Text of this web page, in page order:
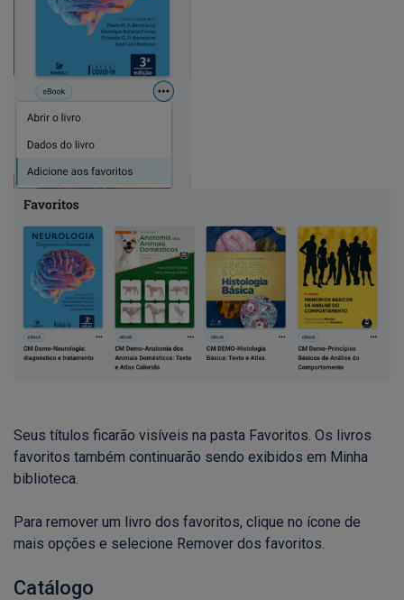
Seus títulos ficarão visíveis na pasta Favoritos. Os livros
favoritos também continuarão sendo exibidos em Minha
biblioteca.
Para remover um livro dos favoritos, clique no ícone de
mais opções e selecione Remover dos favoritos.
Catálogo